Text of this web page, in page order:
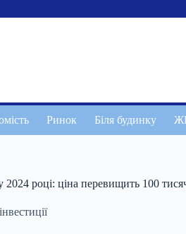
Ринок Біля будинку
році: ціна перевищить 100